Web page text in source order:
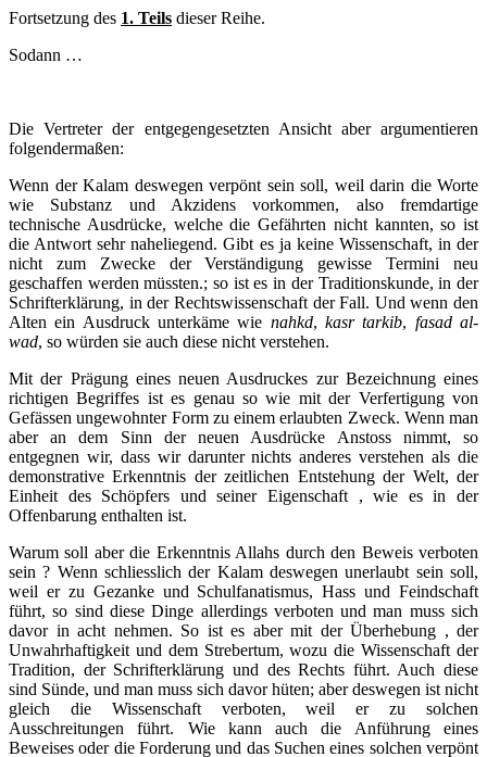
Fortsetzung des 1. Teils dieser Reihe.
Sodann …
Die Vertreter der entgegengesetzten Ansicht aber argumentieren
folgendermaßen:
Wenn der Kalam deswegen verpönt sein soll, weil darin die Worte
wie Substanz und Akzidens vorkommen, also fremdartige
technische Ausdrücke, welche die Gefährten nicht kannten, so ist
die Antwort sehr naheliegend. Gibt es ja keine Wissenschaft, in der
nicht zum Zwecke der Verständigung gewisse Termini neu
geschaffen werden müssten.; so ist es in der Traditionskunde, in der
Schrifterklärung, in der Rechtswissenschaft der Fall. Und wenn den
Alten ein Ausdruck unterkäme wie nahkd,kasr tarkib, fasad al-
wad, so würden sie auch diese nicht verstehen.
Mit der Prägung eines neuen Ausdruckes zur Bezeichnung eines
richtigen Begriffes ist es genau so wie mit der Verfertigung von
Gefässen ungewohnter Form zu einem erlaubten Zweck. Wenn man
aber an dem Sinn der neuen Ausdrücke Anstoss nimmt, so
entgegnen wir, dass wir darunter nichts anderes verstehen als die
demonstrative Erkenntnis der zeitlichen Entstehung der Welt, der
Einheit des Schöpfers und seiner Eigenschaft , wie es in der
Offenbarung enthalten ist.
Warum soll aber die Erkenntnis Allahs durch den Beweis verboten
sein ? Wenn schliesslich der Kalam deswegen unerlaubt sein soll,
weil er zu Gezanke und Schulfanatismus, Hass und Feindschaft
führt, so sind diese Dinge allerdings verboten und man muss sich
davor in acht nehmen. So ist es aber mit der Überhebung , der
Unwahrhaftigkeit und dem Strebertum, wozu die Wissenschaft der
Tradition, der Schrifterklärung und des Rechts führt. Auch diese
sind Sünde, und man muss sich davor hüten; aber deswegen ist nicht
gleich die Wissenschaft verboten, weil er zu solchen
Ausschreitungen führt. Wie kann auch die Anführung eines
Beweises oder die Forderung und das Suchen eines solchen verpönt